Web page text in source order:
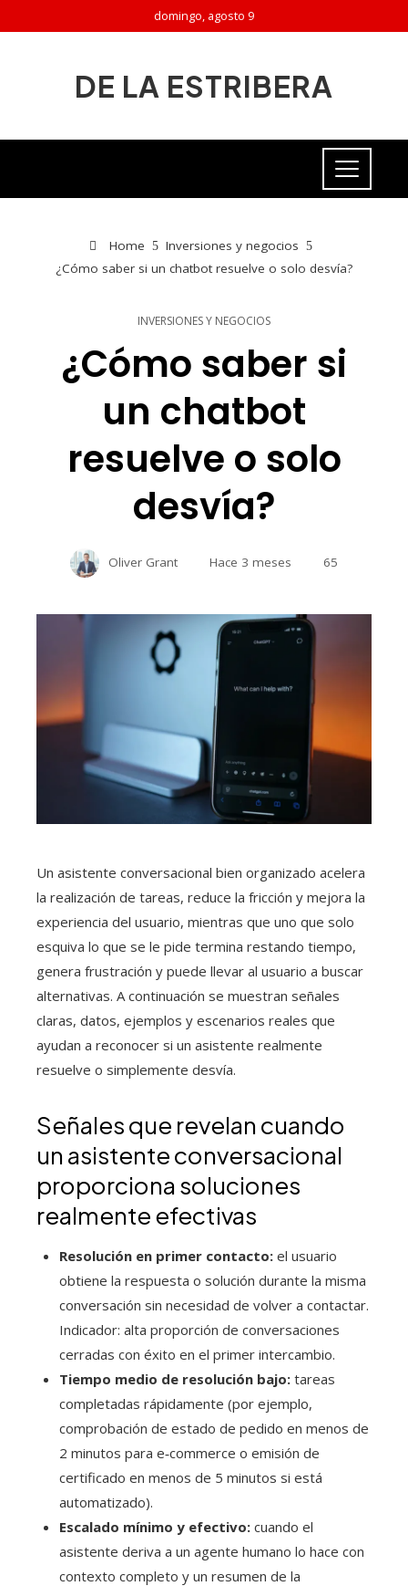
domingo, agosto 9
DE LA ESTRIBERA
Home
Inversiones y negocios
¿Cómo saber si un chatbot resuelve o solo desvía?
INVERSIONES Y NEGOCIOS
¿Cómo saber si
un chatbot
resuelve o solo
desvía?
Oliver Grant Hace 3 meses 65
Un asistente conversacional bien organizado acelera
la realización de tareas, reduce la fricción y mejora la
experiencia del usuario, mientras que uno que solo
esquiva lo que se le pide termina restando tiempo,
genera frustración y puede llevar al usuario a buscar
alternativas. A continuación se muestran señales
claras, datos, ejemplos y escenarios reales que
ayudan a reconocer si un asistente realmente
resuelve o simplemente desvía.
Señales que revelan cuando
un asistente conversacional
proporciona soluciones
realmente efectivas
Resolución en primer contacto: el usuario
obtiene la respuesta o solución durante la misma
conversación sin necesidad de volver a contactar.
Indicador: alta proporción de conversaciones
cerradas con éxito en el primer intercambio.
Tiempo medio de resolución bajo: tareas
completadas rápidamente (por ejemplo,
comprobación de estado de pedido en menos de
2 minutos para e‑commerce o emisión de
certificado en menos de 5 minutos si está
automatizado).
Escalado mínimo y efectivo: cuando el
asistente deriva a un agente humano lo hace con
contexto completo y un resumen de la